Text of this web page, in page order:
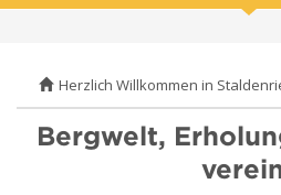
Herzlich Willkommen in
Bergwelt,